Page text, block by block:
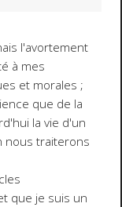
l'avortement
à mes
et morales ;
que de la
la vie d'un
nous traiterons
que je suis un